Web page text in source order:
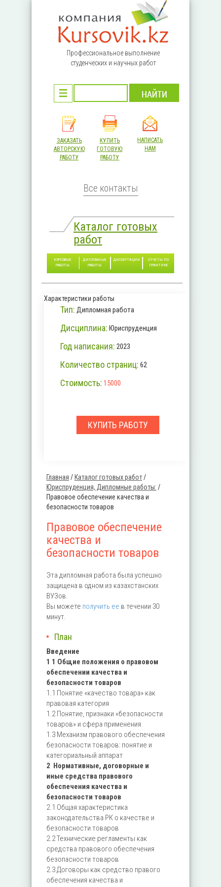
Профессиональное выполнение
студенческих и научных работ
ЗАКАЗАТЬ
АВТОРСКУЮ
РАБОТУ
КУПИТЬ
ГОТОВУЮ
РАБОТУ
НАПИСАТЬ
НАМ
Все контакты
Каталог готовых
работ
КУРСОВЫЕ
РАБОТЫ
ДИПЛОМНЫЕ
РАБОТЫ
ДИССЕРТАЦИИ
ОТЧЕТЫ ПО
ПРАКТИКЕ
Вы здесь
Главная / Каталог готовых работ/
Юриспруденция, Дипломные работы: /
Правовое обеспечение качества и
безопасности товаров
Правовое обеспечение
качества и
безопасности товаров
Эта дипломная работа была успешно
защищена в одном из казахстанских
ВУЗов.
Вы можете получить ее в течении 30
минут.
План
Введение
1 1 Общие положения о правовом
обеспечении качества и
безопасности товаров
1.1 Понятие «качество товара» как
правовая категория
1.2 Понятие, признаки «безопасности
товаров» и сфера применения
1.3 Механизм правового обеспечения
безопасности товаров: понятие и
категориальный аппарат
2 Нормативные, договорные и
иные средства правового
обеспечения качества и
безопасности товаров
2.1 Общая характеристика
законодательства РК о качестве и
безопасности товаров
2.2 Технические регламенты как
средства правового обеспечения
безопасности товаров
2.3 Договоры как средство правого
обеспечения качества и
Характеристики работы
Тип: Дипломная работа
Дисциплина: Юриспруденция
Год написания: 2023
Количество страниц: 62
Стоимость: 15000
КУПИТЬ РАБОТУ